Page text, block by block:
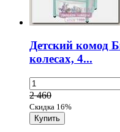
Детский комод
колесах, 4...
2 460
Скидка 16%